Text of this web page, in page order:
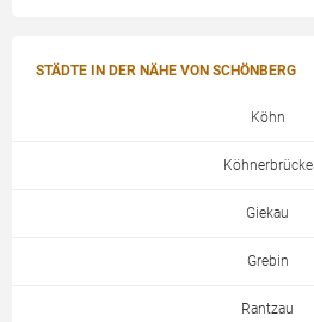
STÄDTE IN DER NÄHE VON SCHÖNBERG
Köhn
Köhnerbrücke
Giekau
Grebin
Rantzau